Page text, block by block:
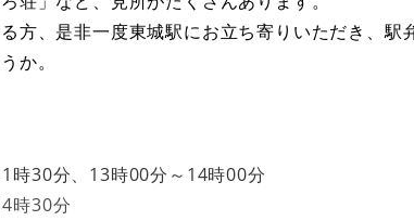
方、是非一度東城駅にお立ち寄りいただき、駅
か。
時30分、13時00分～14時00分
時30分